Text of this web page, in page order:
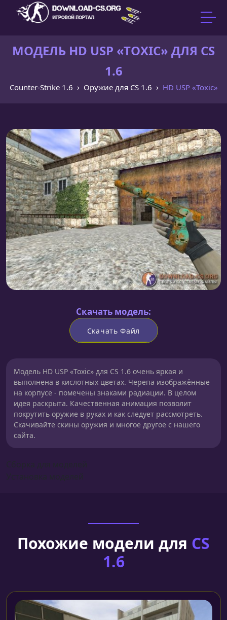
МОДЕЛЬ HD USP «TOXIC» ДЛЯ CS
1.6
Counter-Strike 1.6 Оружие для CS 1.6 HD USP «Toxic»
Скачать модель:
Скачать Файл
Модель HD USP «Toxic» для CS 1.6 очень яркая и
выполнена в кислотных цветах. Черепа изображённые
на корпусе - помечены знаками радиации. В целом
идея раскрыта. Качественная анимация позволит
покрутить оружие в руках и как следует рассмотреть.
Скачивайте скины оружия и многое другое с нашего
сайта.
Похожие модели для CS
1.6